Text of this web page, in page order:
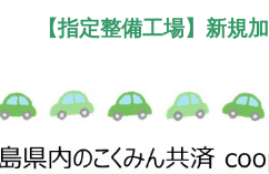
【指定整備工場】新規